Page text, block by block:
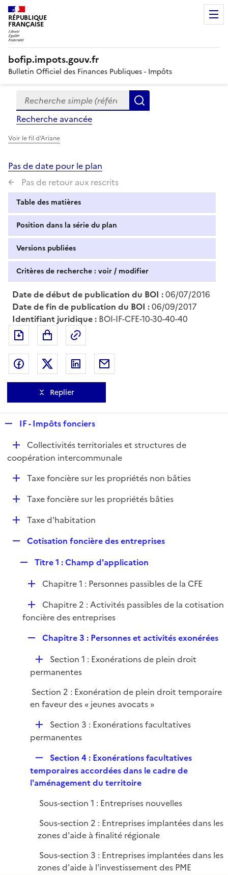
RÉPUBLIQUE
FRANÇAISE
bofip.impots.gouv.fr
Bulletin Officiel des Finances Publiques - Impôts
Formulaire
de
recherche
Recherche simple (références, mots clés, partie du
Recherche avancée
Voir le fil d'Ariane
Pas de date pour le plan
Pas de retour aux rescrits
Table des matières
Position dans la série du plan
Versions publiées
Critères de recherche : voir / modifier
Date de début de publication du BOI :06/07/2016
Date de fin de publication du BOI :06/09/2017
Identifiant juridique : BOI-IF-CFE-10-30-40-40
Exporter le document au format pdf
Partager sur Facebook
Partager sur Twitter
Partager sur LinkedIn
Replier
p
l
i
e
r
IF - Impôts fonciers
D
é
Collectivités territoriales et structures de
coopération intercommunale
DTaxe foncière sur les propriétés non bâties
D
e
Taxe foncière sur les propriétés bâties
D
p
Taxe d'habitation
p
r
Cotisation foncière des entreprises
p
l
i
e
r
Titre 1 : Champ d'application
D
l
r
Chapitre 1 : Personnes passibles de la CFE
D
é
i
e
r
Chapitre 2 : Activités passibles de la cotisation
foncière des entreprises
p
l
e
r
Chapitre 3 : Personnes et activités exonérées
D
é
l
i
Section 1 : Exonérations de plein droit
permanentes
Section 2 : Exonération de plein droit temporaire
en faveur des « jeunes avocats »
D
é
i
e
Section 3 : Exonérations facultatives
permanentes
e
p
i
Section 4 : Exonérations facultatives
temporaires accordées dans le cadre de
l'aménagement du territoire
Sous-section 1 : Entreprises nouvelles
Sous-section 2 : Entreprises implantées dans les
zones d'aide à finalité régionale
Sous-section 3 : Entreprises implantées dans les
zones d'aide à l'investissement des PME